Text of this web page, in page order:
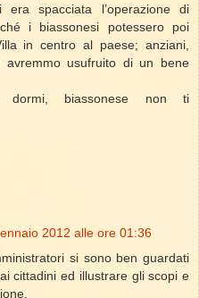
spacciata l’operazione di
i biassonesi potessero poi
in centro al paese; anziani,
avremmo usufruito di un bene
dormi, biassonese non ti
2012 alle ore 01:36
si sono ben guardati
cittadini ed illustrare gli scopi e